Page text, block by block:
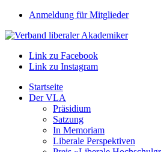
Anmeldung für Mitglieder
Link zu Facebook
Link zu Instagram
Startseite
Der VLA
Präsidium
Satzung
In Memoriam
Liberale Perspektiven